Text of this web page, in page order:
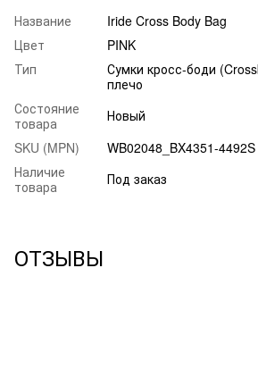
Название
Iride Cross Body Bag
Цвет
PINK
Тип
Сумки кросс-боди
плечо
Состояние
товара
Новый
SKU (MPN)
WB02048_BX4351-4492S
Наличие
товара
Под заказ
ОТЗЫВЫ